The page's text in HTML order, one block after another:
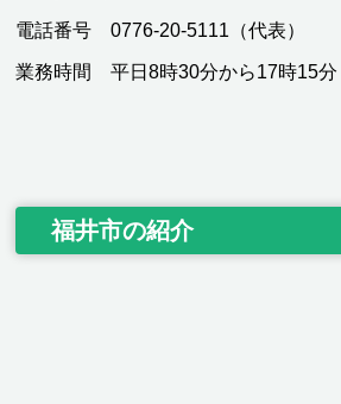
電話番号 0776-20-5111（代表）
業務時間 平日8時30分から17時15分
福井市の紹介